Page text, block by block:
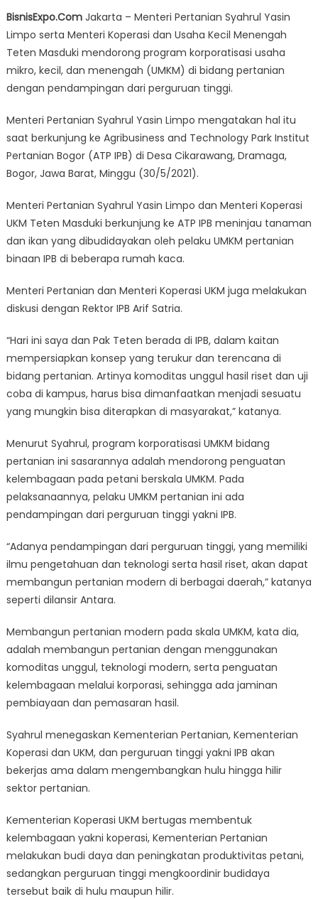
Dorong
Korporatisasi
UMKM
Pertanian
Dengan
Perguruan
Tinggi
BisnisExpo.ComJakarta – Menteri Pertanian Syahrul Yasin
Limpo serta Menteri Koperasi dan Usaha Kecil Menengah
Teten Masduki mendorong program korporatisasi usaha
mikro, kecil, dan menengah (UMKM) di bidang pertanian
dengan pendampingan dari perguruan tinggi.
Menteri Pertanian Syahrul Yasin Limpo mengatakan hal itu
saat berkunjung ke Agribusiness and Technology Park Institut
Pertanian Bogor (ATP IPB) di Desa Cikarawang, Dramaga,
Bogor, Jawa Barat, Minggu (30/5/2021).
Menteri Pertanian Syahrul Yasin Limpo dan Menteri Koperasi
UKM Teten Masduki berkunjung ke ATP IPB meninjau tanaman
dan ikan yang dibudidayakan oleh pelaku UMKM pertanian
binaan IPB di beberapa rumah kaca.
Menteri Pertanian dan Menteri Koperasi UKM juga melakukan
diskusi dengan Rektor IPB Arif Satria.
“Hari ini saya dan Pak Teten berada di IPB, dalam kaitan
mempersiapkan konsep yang terukur dan terencana di
bidang pertanian. Artinya komoditas unggul hasil riset dan uji
coba di kampus, harus bisa dimanfaatkan menjadi sesuatu
yang mungkin bisa diterapkan di masyarakat,” katanya.
Menurut Syahrul, program korporatisasi UMKM bidang
pertanian ini sasarannya adalah mendorong penguatan
kelembagaan pada petani berskala UMKM. Pada
pelaksanaannya, pelaku UMKM pertanian ini ada
pendampingan dari perguruan tinggi yakni IPB.
“Adanya pendampingan dari perguruan tinggi, yang memiliki
ilmu pengetahuan dan teknologi serta hasil riset, akan dapat
membangun pertanian modern di berbagai daerah,” katanya
seperti dilansir Antara.
Membangun pertanian modern pada skala UMKM, kata dia,
adalah membangun pertanian dengan menggunakan
komoditas unggul, teknologi modern, serta penguatan
kelembagaan melalui korporasi, sehingga ada jaminan
pembiayaan dan pemasaran hasil.
Syahrul menegaskan Kementerian Pertanian, Kementerian
Koperasi dan UKM, dan perguruan tinggi yakni IPB akan
bekerjas ama dalam mengembangkan hulu hingga hilir
sektor pertanian.
Kementerian Koperasi UKM bertugas membentuk
kelembagaan yakni koperasi, Kementerian Pertanian
melakukan budi daya dan peningkatan produktivitas petani,
sedangkan perguruan tinggi mengkoordinir budidaya
tersebut baik di hulu maupun hilir.